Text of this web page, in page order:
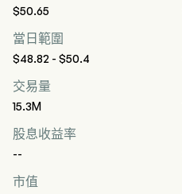
$50.65
當日範圍
$48.82 - $50.4
交易量
15.3M
股息收益率
--
市值